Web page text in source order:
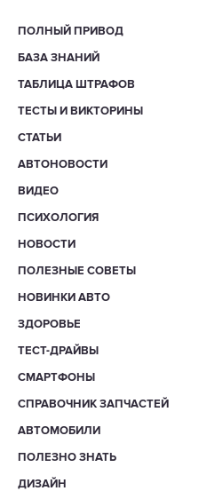
ПОЛНЫЙ ПРИВОД
БАЗА ЗНАНИЙ
ТАБЛИЦА ШТРАФОВ
ТЕСТЫ И ВИКТОРИНЫ
СТАТЬИ
АВТОНОВОСТИ
ВИДЕО
ПСИХОЛОГИЯ
НОВОСТИ
ПОЛЕЗНЫЕ СОВЕТЫ
НОВИНКИ АВТО
ЗДОРОВЬЕ
ТЕСТ-ДРАЙВЫ
СМАРТФОНЫ
СПРАВОЧНИК ЗАПЧАСТЕЙ
АВТОМОБИЛИ
ПОЛЕЗНО ЗНАТЬ
ДИЗАЙН